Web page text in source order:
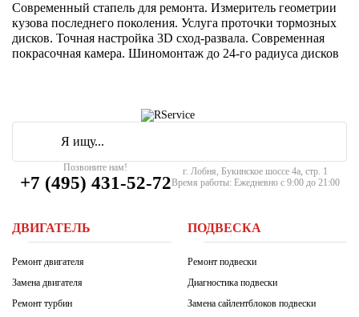
Современный стапель для ремонта. Измеритель геометрии
кузова последнего поколения. Услуга проточки тормозных
дисков. Точная настройка 3D сход-развала. Современная
покрасочная камера. Шиномонтаж до 24-го радиуса дисков
Позвоните нам!
+7 (495) 431-52-72
г. Лобня, Букинское шоссе 4а, стр. 1
Время работы: Ежедневно с 9:00 до 21:00
ДВИГАТЕЛЬ
Ремонт двигателя
Замена двигателя
Ремонт турбин
ПОДВЕСКА
Ремонт подвески
Диагностика подвески
Замена сайлентблоков подвески